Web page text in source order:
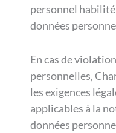
personnel habilité
données
En cas de
personnelles,
les exigences
applicables à la
données